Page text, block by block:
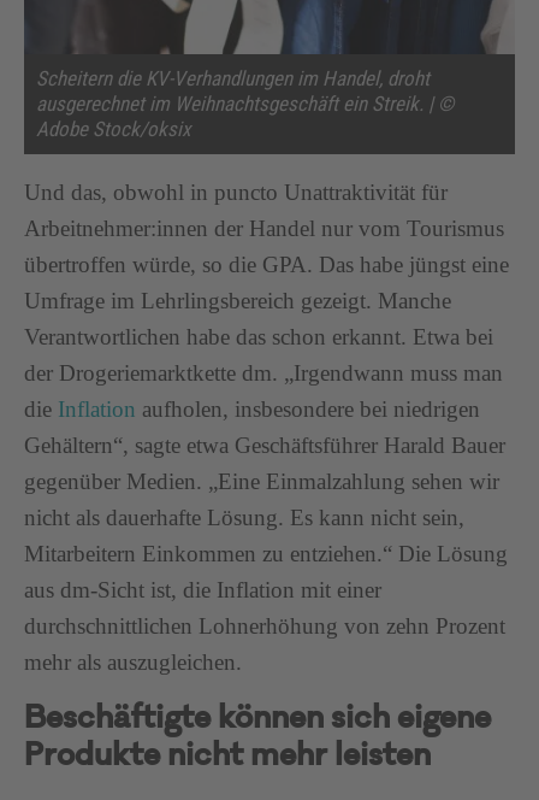
Scheitern die KV-Verhandlungen im Handel, droht
ausgerechnet im Weihnachtsgeschäft ein Streik. | ©
Adobe Stock/oksix
Und das, obwohl in puncto Unattraktivität für
Arbeitnehmer:innen der Handel nur vom Tourismus
übertroffen würde, so die GPA. Das habe jüngst eine
Umfrage im Lehrlingsbereich gezeigt. Manche
Verantwortlichen habe das schon erkannt. Etwa bei
der Drogeriemarktkette dm. „Irgendwann muss man
die Inflation aufholen, insbesondere bei niedrigen
Gehältern“, sagte etwa Geschäftsführer Harald Bauer
gegenüber Medien. „Eine Einmalzahlung sehen wir
nicht als dauerhafte Lösung. Es kann nicht sein,
Mitarbeitern Einkommen zu entziehen.“ Die Lösung
aus dm-Sicht ist, die Inflation mit einer
durchschnittlichen Lohnerhöhung von zehn Prozent
mehr als auszugleichen.
Beschäftigte können sich eigene
Produkte nicht mehr leisten